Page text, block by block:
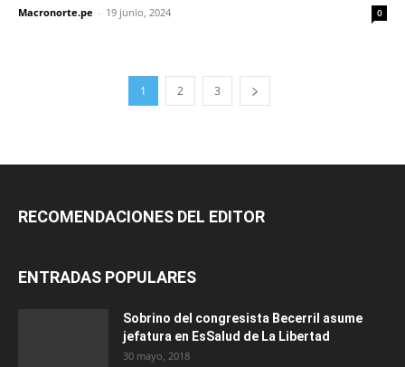
Macronorte.pe - 19 junio, 2024 0
1 2 3
RECOMENDACIONES DEL EDITOR
ENTRADAS POPULARES
Sobrino del congresista Becerril asume
jefatura en EsSalud de La Libertad
30 mayo, 2018